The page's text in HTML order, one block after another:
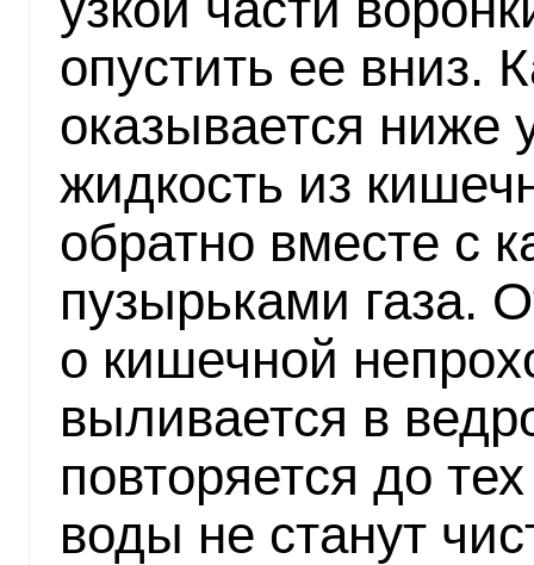
опустить ее вниз.
оказывается ниже
жидкость из
обратно вместе с
пузырьками газа.
о кишечной
выливается в
повторяется до
воды не станут